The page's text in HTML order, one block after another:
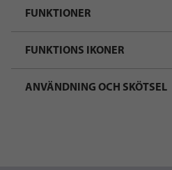
FUNKTIONER
FUNKTIONS IKONER
ANVÄNDNING OCH SKÖTSEL